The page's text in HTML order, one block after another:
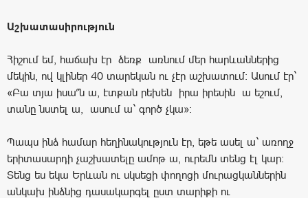
Աշխատասիրություն
Հիշում եմ, հաճախ էր ձեռք առնում մեր հարևաններից
մեկին, ով կլիներ 40 տարեկան ու չէր աշխատում: Ասում էր`
«Բա տյա իսա՞ն ա, էտքան րեխեն իրա իրեսին ա եշում,
տանը նստել ա, ասում ա` գործ չկա»:
Պապս ինձ համար հեղինակություն էր, եթե ասել ա` առողջ
երիտասարդի չաշխատելը ամոթ ա, ուրեմն տենց էլ կար:
Տենց ես եկա Երևան ու սկսեցի փողոցի մուրացկաններին
անկախ ինձնից դասակարգել ըստ տարիքի ու